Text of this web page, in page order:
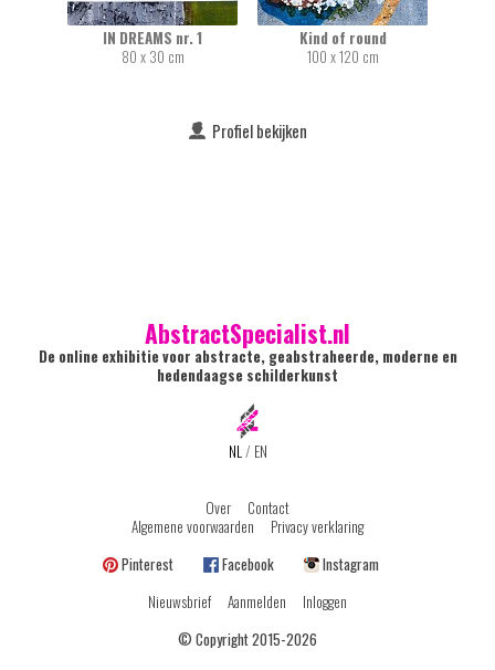
IN DREAMS nr. 1
80 x 30 cm
Kind of round
100 x 120 cm
Profiel bekijken
AbstractSpecialist.nl
De online exhibitie voor abstracte, geabstraheerde, moderne en
hedendaagse schilderkunst
NL/ EN
Over
Contact
Algemene voorwaarden
Privacy verklaring
Pinterest
Facebook
Instagram
Nieuwsbrief
Aanmelden
Inloggen
© Copyright 2015-2026